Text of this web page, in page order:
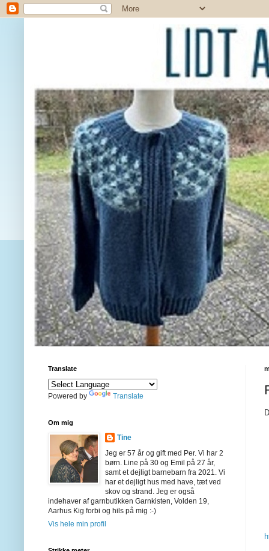
Translate
Powered by Translate
Om mig
Tine
Jeg er 57 år og gift med Per. Vi har 2
børn. Line på 30 og Emil på 27 år,
samt et dejligt barnebarn fra 2021. Vi
har et dejligt hus med have, tæt ved
skov og strand. Jeg er også
indehaver af garnbutikken Garnkisten, Volden 19,
Aarhus Kig forbi og hils på mig :-)
Vis hele min profil